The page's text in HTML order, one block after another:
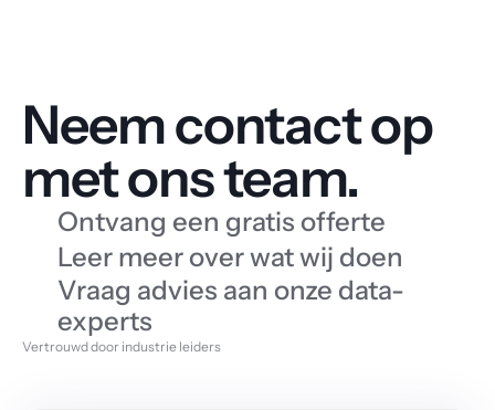
Neem contact op
met ons team.
Ontvang een gratis offerte
Leer meer over wat wij doen
Vraag advies aan onze data-
experts
Vertrouwd door industrie leiders